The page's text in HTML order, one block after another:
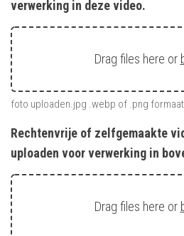
verwerking in deze video.
Drag files here or
foto uploaden.jpg .webp of .png formaat
Rechtenvrije of zelfgemaakte
uploaden voor verwerking in
Drag files here or